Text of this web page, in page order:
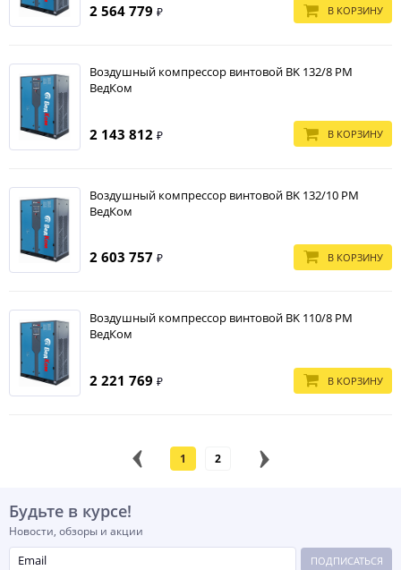
2 564 779 ₽ В КОРЗИНУ
Воздушный компрессор винтовой BK 132/8 PM
ВедКом
2 143 812 ₽ В КОРЗИНУ
Воздушный компрессор винтовой BK 132/10 PM
ВедКом
2 603 757 ₽ В КОРЗИНУ
Воздушный компрессор винтовой BK 110/8 PM
ВедКом
2 221 769 ₽ В КОРЗИНУ
1 2
Будьте в курсе!
Новости, обзоры и акции
ПОДПИСАТЬСЯ